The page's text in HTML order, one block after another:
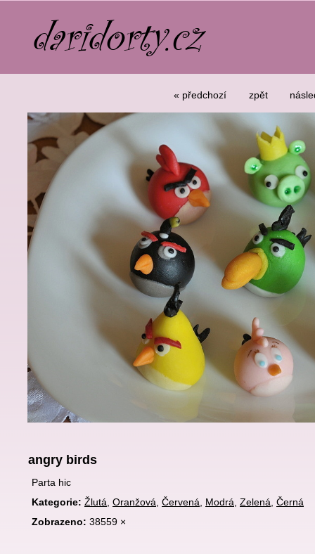
« předchozí zpět
angry birds
Parta hic
Kategorie: Žlutá, Oranžová, Červená, Modrá, Zelená, Černá
Zobrazeno: 38559 ×